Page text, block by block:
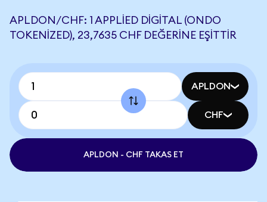
APLDON/CHF: 1 APPLIED DIGITAL (ONDO
TOKENIZED), 23,7635 CHF DEĞERINE EŞITTIR
APLDON
CHF
APLDON - CHF TAKAS ET